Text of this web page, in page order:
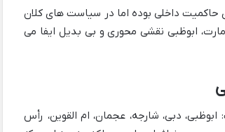
داخلی بوده اما در سیاست های کلان
ابوظبی نقشی محوری و بی بدیل ایفا می
دبی، شارجه، عجمان، ام القوین، رأس